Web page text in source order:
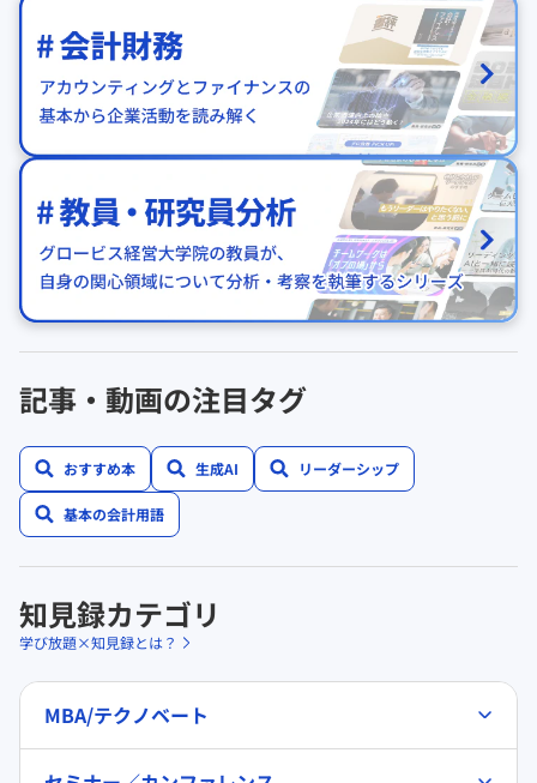
記事・動画の注目タグ
おすすめ本 生成AI リーダーシップ
基本の会計用語
知見録カテゴリ
学び放題×知見録とは？
MBA/テクノベート